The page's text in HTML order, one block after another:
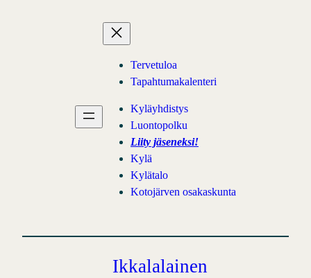
Tervetuloa
Tapahtumakalenteri
Kyläyhdistys
Luontopolku
Liity jäseneksi!
Kylä
Kylätalo
Kotojärven osakaskunta
Ikkalalainen